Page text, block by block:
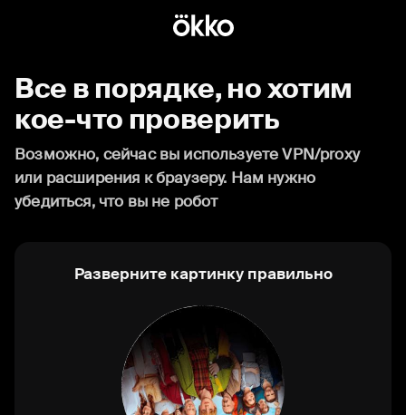
Все в порядке, но хотим
кое-что проверить
Возможно, сейчас вы используете VPN/proxy
или расширения к браузеру. Нам нужно
убедиться, что вы не робот
Разверните картинку правильно